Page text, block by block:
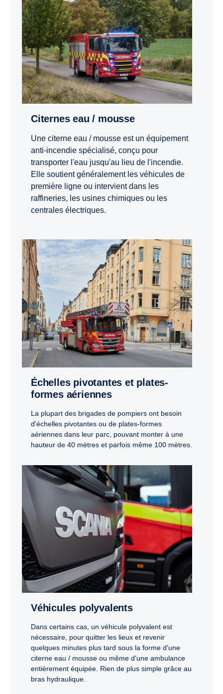
Citernes eau / mousse
Une citerne eau / mousse est un équipement
anti-incendie spécialisé, conçu pour
transporter l'eau jusqu'au lieu de l'incendie.
Elle soutient généralement les véhicules de
première ligne ou intervient dans les
raffineries, les usines chimiques ou les
centrales électriques.
Échelles pivotantes et plates-
formes aériennes
La plupart des brigades de pompiers ont besoin
d'échelles pivotantes ou de plates-formes
aériennes dans leur parc, pouvant monter à une
hauteur de 40 mètres et parfois même 100 mètres.
Véhicules polyvalents
Dans certains cas, un véhicule polyvalent est
nécessaire, pour quitter les lieux et revenir
quelques minutes plus tard sous la forme d'une
citerne eau / mousse ou même d'une ambulance
entièrement équipée. Rien de plus simple grâce au
bras hydraulique.